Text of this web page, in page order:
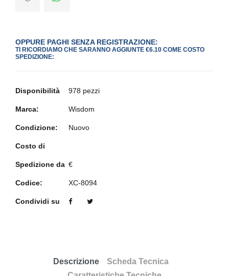
OPPURE PAGHI SENZA REGISTRAZIONE:
TI RICORDIAMO CHE SARANNO AGGIUNTE €6.10 COME COSTO
SPEDIZIONE:
Disponibilità 978 pezzi
Marca: Wisdom
Condizione: Nuovo
Costo di
Spedizione da €
Codice: XC-8094
Condividi su
Descrizione
Scheda Tecnica